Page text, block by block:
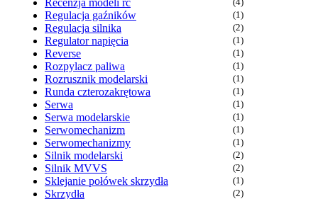
Regulacja gaźników (1)
Regulacja silnika (2)
Regulator napięcia (1)
Reverse (1)
Rozpylacz paliwa (1)
Rozrusznik modelarski (1)
Runda czterozakrętowa (1)
Serwa (1)
Serwa modelarskie (1)
Serwomechanizm (1)
Serwomechanizmy (1)
Silnik modelarski (2)
Silnik MVVS (2)
Sklejanie połówek skrzydła (1)
Skrzydła (2)